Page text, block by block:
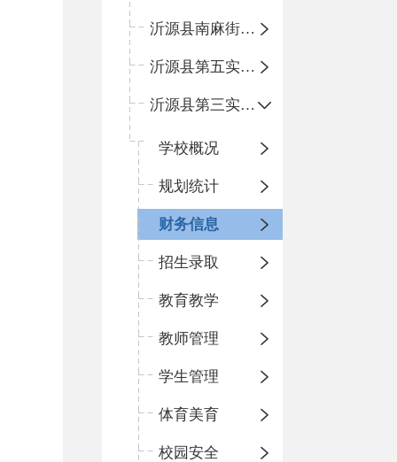
沂源县南麻街道办事处中心小学
沂源县第五实验小学
沂源县第三实验小学
学校概况
规划统计
财务信息
招生录取
教育教学
教师管理
学生管理
体育美育
校园安全